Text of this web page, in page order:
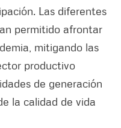
Las diferentes
permitido afrontar
mitigando las
productivo
de generación
la calidad de vida